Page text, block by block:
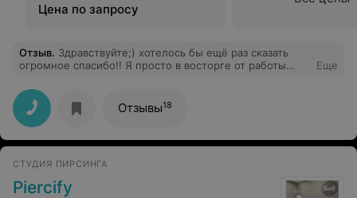
Цена по запросу
Отзыв. Здравствуйте;) хотелось бы ещё раз сказать
огромное спасибо!! Я просто в восторге от работы
слов от красоты и тонкой работы )) огромное спасибо
за атмосферу и работу) чудная студия, душевно и
уютно, как дома ;). Ещё вернусь к Вам )))
Еще
Отзывы18
СТУДИЯ ПИРСИНГА
Piercify